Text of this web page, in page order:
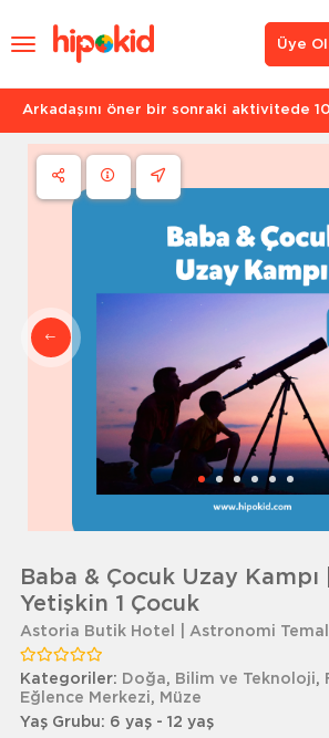
Üye Ol
Arkadaşını öner bir sonraki aktivitede
Baba & Çocuk Uzay Kampı
Yetişkin 1 Çocuk
Astoria Butik Hotel | Astronomi
Kategoriler: Doğa, Bilim ve Teknoloji,
Eğlence Merkezi, Müze
Yaş Grubu: 6 yaş - 12 yaş